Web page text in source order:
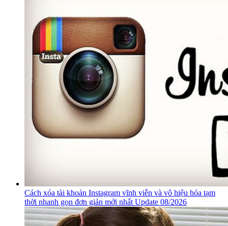
Cách xóa tài khoản Instagram vĩnh viễn và vô hiệu hóa tạm
thời nhanh gọn đơn giản mới nhất Update 08/2026